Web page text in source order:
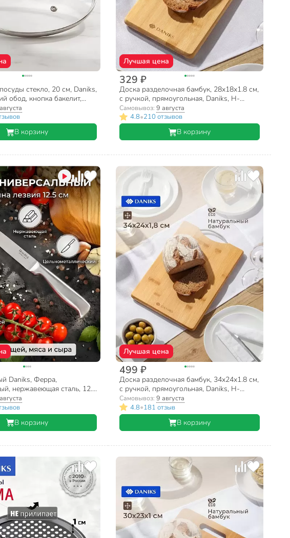
стекло, 20 см, Daniks,
обод, кнопка бакелит,
В корзину
Лучшая цена
329 ₽
Доска разделочная бамбук, 28х18х1.8 см,
с ручкой, прямоугольная, Daniks, H-
1080S
Самовывоз:9 августа
4.8•210 отзывов
В корзину
Daniks, Ферра,
нержавеющая сталь, 12.5
YW-A042-UT
В корзину
Лучшая цена
499 ₽
Доска разделочная бамбук, 34х24х1.8 см,
с ручкой, прямоугольная, Daniks, H-
1080M
Самовывоз:9 августа
4.8•181 отзыв
В корзину